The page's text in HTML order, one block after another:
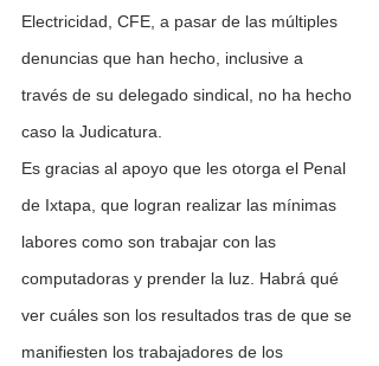
Electricidad, CFE, a pasar de las múltiples
denuncias que han hecho, inclusive a
través de su delegado sindical, no ha hecho
caso la Judicatura.
Es gracias al apoyo que les otorga el Penal
de Ixtapa, que logran realizar las mínimas
labores como son trabajar con las
computadoras y prender la luz. Habrá qué
ver cuáles son los resultados tras de que se
manifiesten los trabajadores de los